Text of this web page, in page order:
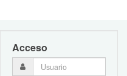
Acceso